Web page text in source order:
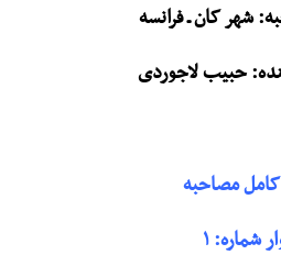
شهر کان ـ فرانسه
حبیب لاجوردی
مصاحبه
شماره: ۱